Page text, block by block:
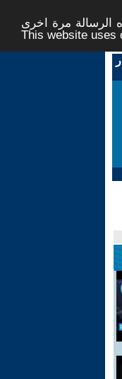
مرة اخرى -
This website uses